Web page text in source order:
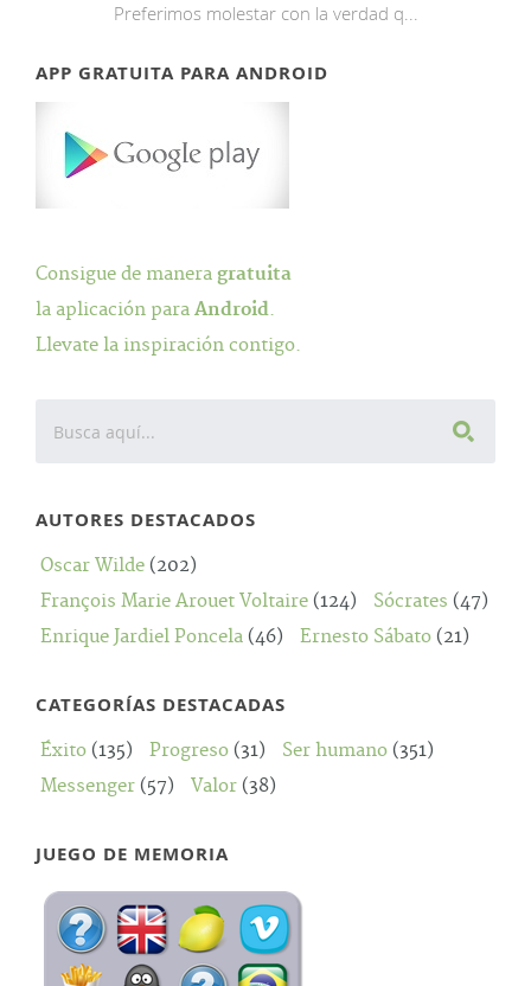
Preferimos molestar con la verdad q...
APP GRATUITA PARA ANDROID
Consigue de manera gratuita
la aplicación para Android.
Llevate la inspiración contigo.
AUTORES DESTACADOS
Oscar Wilde (202)
François Marie Arouet Voltaire (124) Sócrates (47)
Enrique Jardiel Poncela (46) Ernesto Sábato (21)
CATEGORÍAS DESTACADAS
Éxito (135) Progreso (31) Ser humano (351)
Messenger (57) Valor (38)
JUEGO DE MEMORIA